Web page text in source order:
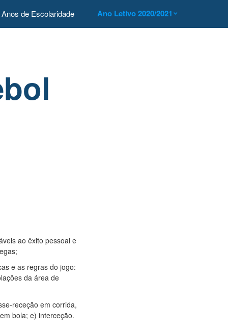
Anos de Escolaridade Ano Letivo 2020/2021
ao êxito pessoal e
e as regras do jogo:
da área de
receção em corrida,
bola; e) interceção.